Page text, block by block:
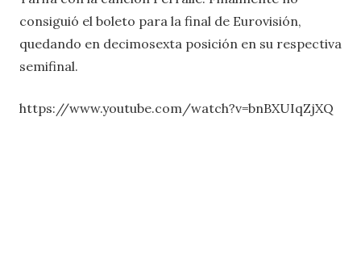
consiguió el boleto para la final de Eurovisión,
quedando en decimosexta posición en su respectiva
semifinal.
https://www.youtube.com/watch?v=bnBXUIqZjXQ